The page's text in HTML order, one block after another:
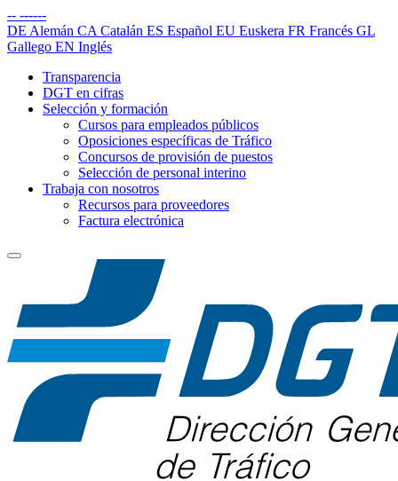
-- ------
DE Alemán CA Catalán ES Español EU Euskera FR Francés GL
Gallego EN Inglés
Transparencia
DGT en cifras
Selección y formación
Cursos para empleados públicos
Oposiciones específicas de Tráfico
Concursos de provisión de puestos
Selección de personal interino
Trabaja con nosotros
Recursos para proveedores
Factura electrónica